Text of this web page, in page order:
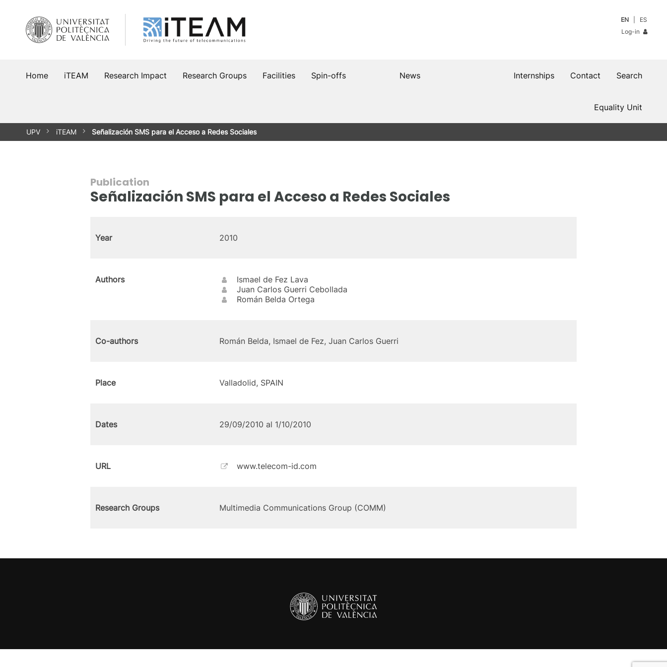
content
EN
ES
Log-in
Home iTEAM Research Impact Research Groups Facilities Spin-offs Search
Contact
Internships
News
Equality Unit
UPV iTEAM Señalización SMS para el Acceso a Redes Sociales
Publication
Señalización SMS para el Acceso a Redes Sociales
Year 2010
Authors
Ismael de Fez Lava
Juan Carlos Guerri Cebollada
Román Belda Ortega
Co-authors Román Belda, Ismael de Fez, Juan Carlos Guerri
Place Valladolid, SPAIN
Dates 29/09/2010 al 1/10/2010
URL www.telecom-id.com
Research Groups Multimedia Communications Group (COMM)